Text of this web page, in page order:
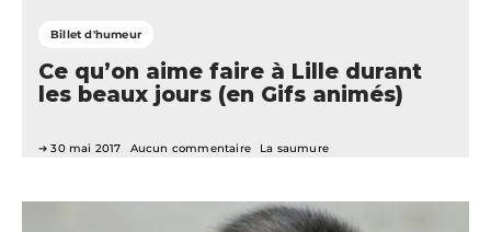
Billet d'humeur
Ce qu’on aime faire à Lille durant
les beaux jours (en Gifs animés)
30 mai 2017 Aucun commentaire La saumure